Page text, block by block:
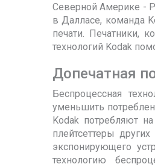
Северной Америке -
в Далласе, команда
печати. Печатники,
технологий Kodak
Допечатная
Беспроцессная
уменьшить
Kodak потребляют
плейтсеттеры
экспонирующего
технологию